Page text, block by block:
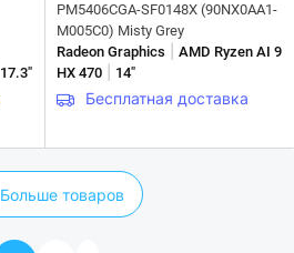
17.3"
PM5406CGA-SF0148X (90NX0AA1-
M005C0) Misty Grey
Radeon Graphics
AMD Ryzen AI 9
HX 470
14"
Бесплатная доставка
Больше товаров